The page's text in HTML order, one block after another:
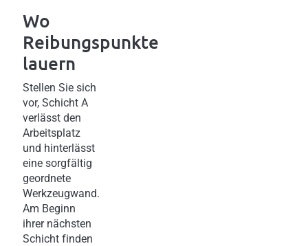
Wo
Reibungspunkte
lauern
Stellen Sie sich
vor, Schicht A
verlässt den
Arbeitsplatz
und hinterlässt
eine sorgfältig
geordnete
Werkzeugwand.
Am Beginn
ihrer nächsten
Schicht finden